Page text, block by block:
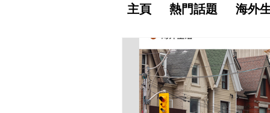
主頁 熱門話題 海外